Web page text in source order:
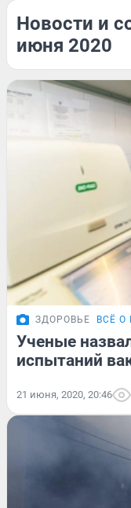
Новости и
июня 2020
ЗДОРОВЬЕ ВСЁ О
Ученые
испытаний
21 июня, 2020, 20:46